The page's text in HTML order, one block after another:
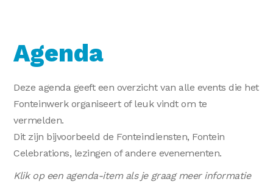
Agenda
Deze agenda geeft een overzicht van alle events die het
Fonteinwerk organiseert of leuk vindt om te
vermelden.
Dit zijn bijvoorbeeld de Fonteindiensten, Fontein
Celebrations, lezingen of andere evenementen.
Klik op een agenda-item als je graag meer informatie